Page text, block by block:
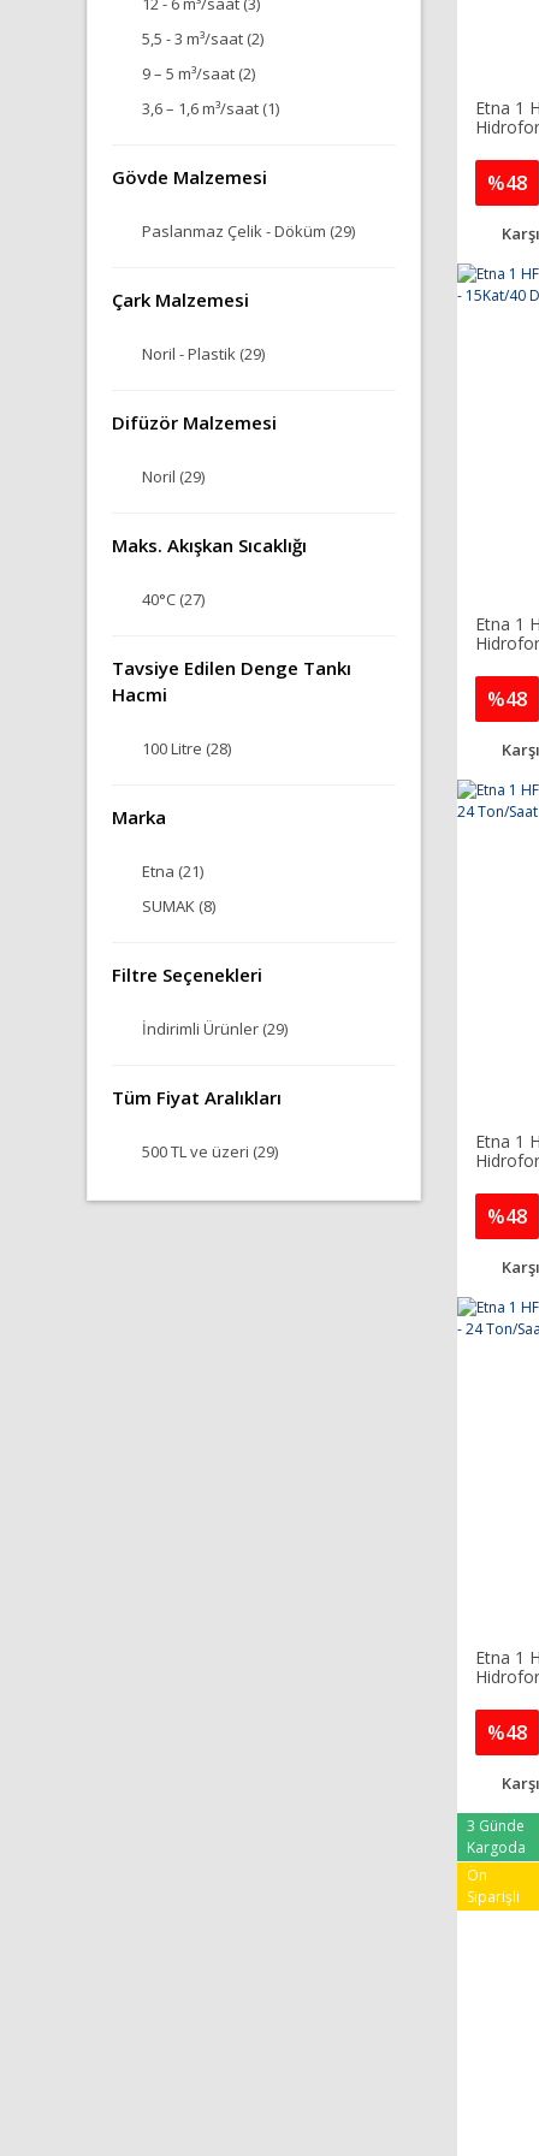
5,5 - 3 m³/saat (2)
9 – 5 m³/saat (2)
3,6 – 1,6 m³/saat (1)
Gövde Malzemesi
Paslanmaz Çelik - Döküm (29)
Çark Malzemesi
Noril - Plastik (29)
Difüzör Malzemesi
Noril (29)
Maks. Akışkan Sıcaklığı
40°C (27)
Tavsiye Edilen Denge Tankı
Hacmi
100 Litre (28)
Marka
Etna (21)
SUMAK (8)
Filtre Seçenekleri
İndirimli Ürünler (29)
Tüm Fiyat Aralıkları
500 TL ve üzeri (29)
Etna 1
%48
Etna 1
%48
Etna 1
%48
Etna 1
%48
3 Günde
Kargoda
Ön
Siparişli